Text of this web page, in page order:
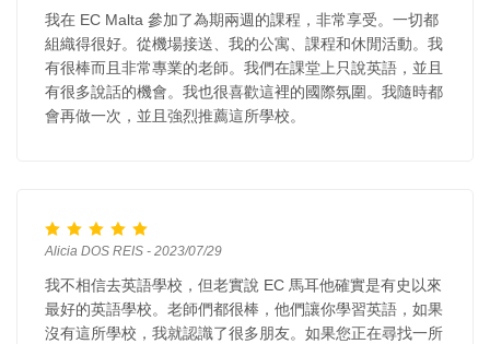
我在 EC Malta 參加了為期兩週的課程，非常享受。一切都
組織得很好。從機場接送、我的公寓、課程和休閒活動。我
有很棒而且非常專業的老師。我們在課堂上只說英語，並且
有很多說話的機會。我也很喜歡這裡的國際氛圍。我隨時都
會再做一次，並且強烈推薦這所學校。
Alicia DOS REIS - 2023/07/29
我不相信去英語學校，但老實說 EC 馬耳他確實是有史以來
最好的英語學校。老師們都很棒，他們讓你學習英語，如果
沒有這所學校，我就認識了很多朋友。如果您正在尋找一所